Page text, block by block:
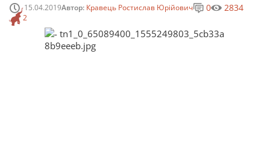
15.04.2019Автор: Кравець Ростислав Юрійович
2
0 2834